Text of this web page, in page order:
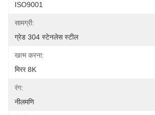
ISO9001
सामग्री:
ग्रेड 304 स्टेनलेस स्टील
खत्म करना:
मिरर 8K
रंग:
नीलमणि